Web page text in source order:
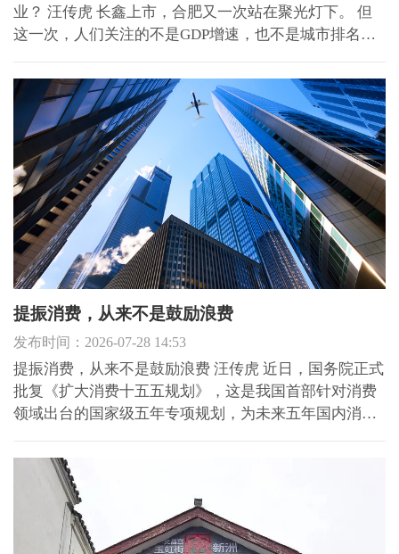
业？ 汪传虎 长鑫上市，合肥又一次站在聚光灯下。 但
这一次，人们关注的不是GDP增速，也不是城市排名，
气？凭坚持？ 都对。但如果我们把目光从项目本身移
开，投向那些试图"复制合肥"的地方政府，就会发现一
个尴尬的现...
提振消费，从来不是鼓励浪费
发布时间：2026-07-28 14:53
提振消费，从来不是鼓励浪费 汪传虎 近日，国务院正式
批复《扩大消费十五五规划》，这是我国首部针对消费
领域出台的国家级五年专项规划，为未来五年国内消费
确提出，2030年我国社会消费品零售总额有望突破60万
亿元。 在全社会热议扩内需、促消费的大背景下，很多